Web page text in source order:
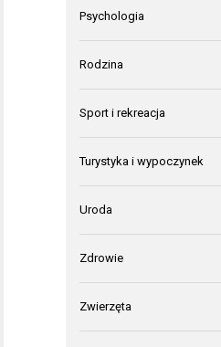
Psychologia
Rodzina
Sport i rekreacja
Turystyka i wypoczynek
Uroda
Zdrowie
Zwierzęta